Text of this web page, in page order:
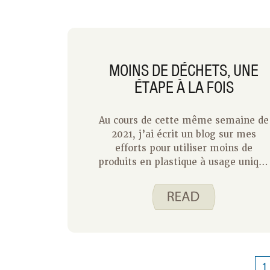
MOINS DE DÉCHETS, UNE
ÉTAPE À LA FOIS
Au cours de cette même semaine de
2021, j’ai écrit un blog sur mes
efforts pour utiliser moins de
produits en plastique à usage unique
que ces produits s’accumulent dans
la décharge ni l’idée de dépenser de
1